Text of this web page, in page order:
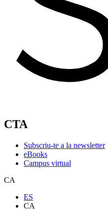
CTA
Subscriu-te a la newsletter
eBooks
Campus virtual
CA
ES
CA